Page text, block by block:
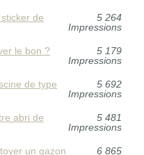
de
5 264
Impressions
le bon ?
5 179
Impressions
de type
5 692
Impressions
abri de
5 481
Impressions
un gazon
6 865